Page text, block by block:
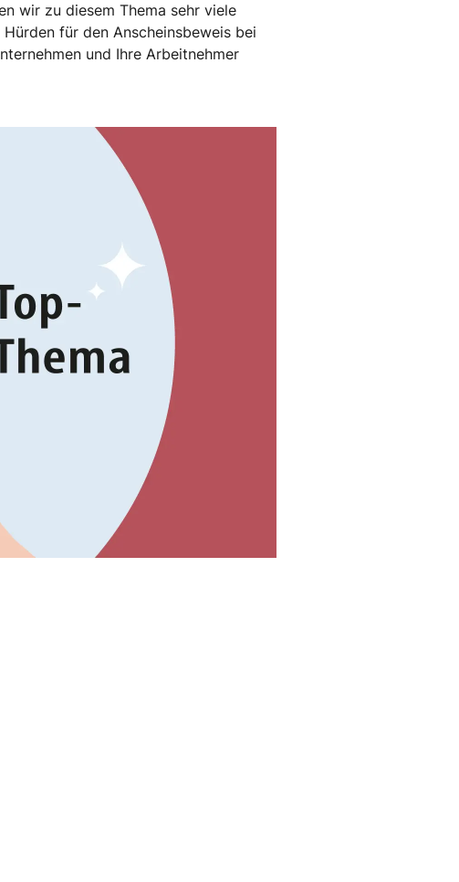
wir zu diesem Thema sehr viele
für den Anscheinsbeweis bei
und Ihre Arbeitnehmer